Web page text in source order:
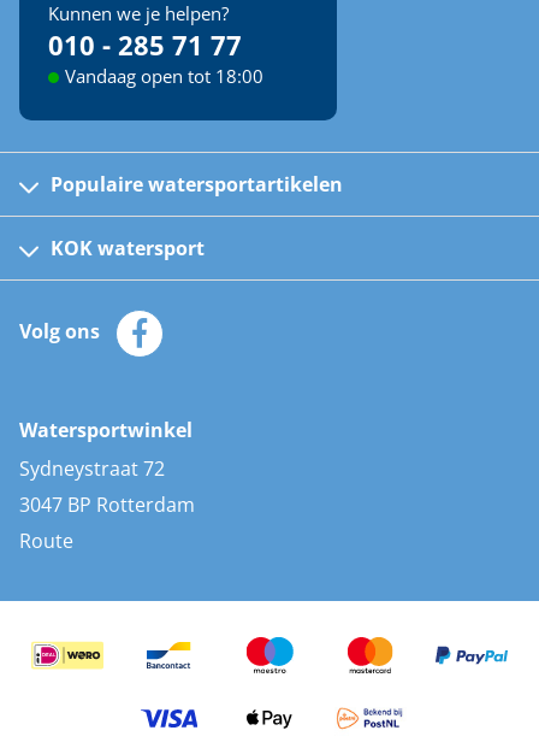
Kunnen we je helpen?
010 - 285 71 77
Vandaag open tot 18:00
Populaire watersportartikelen
Kinder reddingsvesten
Automatische reddingsvesten
Zeilkleding
Zonnepanelen
AIS transponders
Stootwillen en fenders
Bootkussens
Zwemtrappen
KOK watersport
Klantenservice
Merken
Volg ons
Watersportwinkel
Sydneystraat 72
3047 BP Rotterdam
Route